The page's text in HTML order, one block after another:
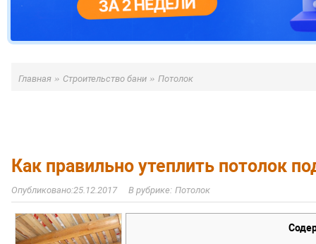
Главная » Строительство бани » Потолок
Как правильно утеплить потолок
25.12.2017 Потолок